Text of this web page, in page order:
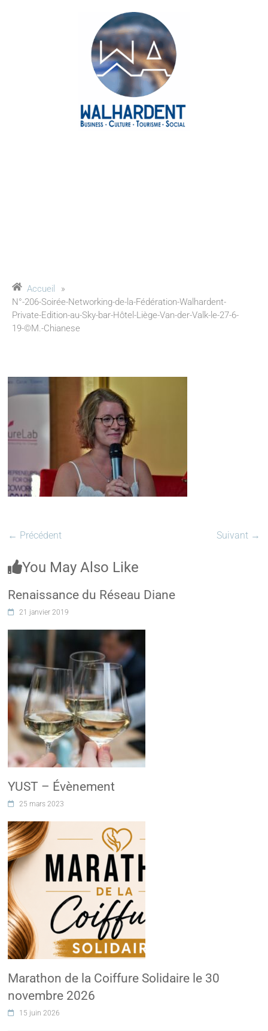
Accueil
»
N°-206-Soirée-Networking-de-la-Fédération-Walhardent-
Private-Edition-au-Sky-bar-Hôtel-Liège-Van-der-Valk-le-27-6-
19-©M.-Chianese
← Précédent Suivant →
You May Also Like
Renaissance du Réseau Diane
21 janvier 2019
YUST – Évènement
25 mars 2023
Marathon de la Coiffure Solidaire le 30
novembre 2026
15 juin 2026